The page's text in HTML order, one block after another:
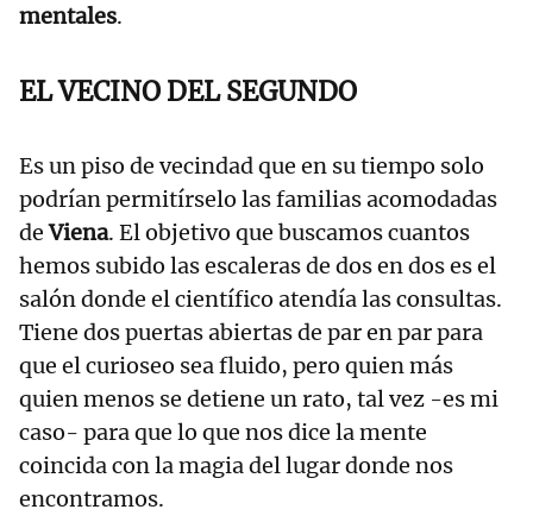
mentales.
EL VECINO DEL SEGUNDO
Es un piso de vecindad que en su tiempo solo
podrían permitírselo las familias acomodadas
deViena. El objetivo que buscamos cuantos
hemos subido las escaleras de dos en dos es el
salón donde el científico atendía las consultas.
Tiene dos puertas abiertas de par en par para
que el curioseo sea fluido, pero quien más
quien menos se detiene un rato, tal vez -es mi
caso- para que lo que nos dice la mente
coincida con la magia del lugar donde nos
encontramos.